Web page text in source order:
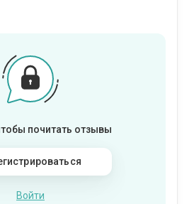
почитать отзывы
Войти